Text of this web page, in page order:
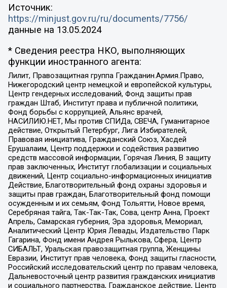
Источник:
https://minjust.gov.ru/ru/documents/7756/
данные на 13.05.2024
* Сведения реестра НКО, выполняющих
функции иностранного агента:
Лилит, Правозащитная группа Гражданин.Армия.Право,
Нижегородский центр немецкой и европейской культуры,
Центр гендерных исследований, Фонд защиты прав
граждан Штаб, Институт права и публичной политики,
Фонд борьбы с коррупцией, Альянс врачей,
НАСИЛИЮ.НЕТ, Мы против СПИДа, СВЕЧА, Гуманитарное
действие, Открытый Петербург, Лига Избирателей,
Правовая инициатива, Гражданский Союз, Хасдей
Ерушалаим, Центр поддержки и содействия развитию
средств массовой информации, Горячая Линия, В защиту
прав заключенных, Институт глобализации и социальных
движений, Центр социально-информационных инициатив
Действие, Благотворительный фонд охраны здоровья и
защиты прав граждан, Благотворительный фонд помощи
осужденным и их семьям, Фонд Тольятти, Новое время,
Серебряная тайга, Так-Так-Так, Сова, центр Анна, Проект
Апрель, Самарская губерния, Эра здоровья, Мемориал,
Аналитический Центр Юрия Левады, Издательство Парк
Гагарина, Фонд имени Андрея Рылькова, Сфера, Центр
СИБАЛЬТ, Уральская правозащитная группа, Женщины
Евразии, Институт прав человека, Фонд защиты гласности,
Российский исследовательский центр по правам человека,
Дальневосточный центр развития гражданских инициатив
и социального партнерства, Гражданское действие, Центр